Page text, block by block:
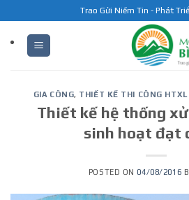
to
content
Trao Gửi Niềm Tin - Phát
GIA CÔNG, THIẾT KẾ THI CÔNG
Thiết kế hệ thống
sinh hoạt đạt
POSTED ON 04/08/2016